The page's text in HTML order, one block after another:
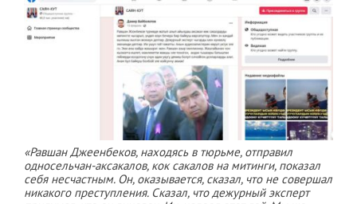
«Равшан Джеенбеков, находясь в тюрьме, отправил
односельчан-аксакалов, кок сакалов на митинги, показал
себя несчастным. Он, оказывается, сказал, что не совершал
никакого преступления. Сказал, что дежурный эксперт